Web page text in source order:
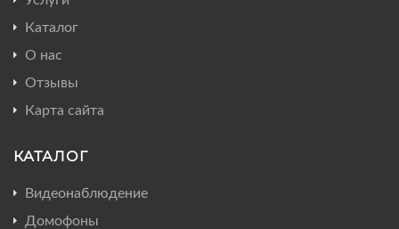
Каталог
О нас
Отзывы
Карта сайта
КАТАЛОГ
Видеонаблюдение
Домофоны